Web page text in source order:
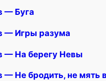
— Буга
— Игры разума
— На берегу Невы
— Не бродить, не мять